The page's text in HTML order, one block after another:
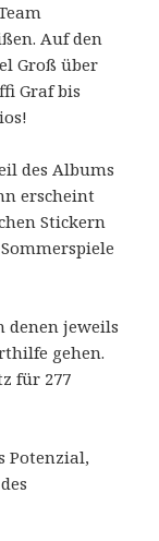
Auf den
Groß über
Graf bis
des Albums
erscheint
Stickern
denen jeweils
gehen.
für 277
Potenzial,